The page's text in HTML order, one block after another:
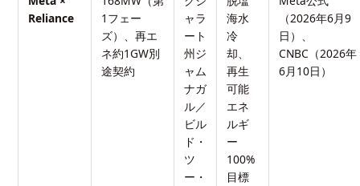
Reliance
1フェー
ズ）、再エ
ネ約1GW別
途契約
ャラ
ート
州ジ
ャム
ナガ
ル／
ビル
ド・
ツ
ー・
海水
冷
却、
再生
可能
エネ
ルギ
ー
100%
目標
（2026年6月9
日）、
CNBC（2026年
6月10日）